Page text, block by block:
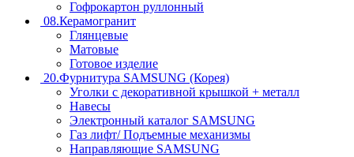
Гофрокартон руллонный
08.Керамогранит
Глянцевые
Матовые
Готовое изделие
20.Фурнитура SAMSUNG (Корея)
Уголки с декоративной крышкой + металл
Навесы
Электронный каталог SAMSUNG
Газ лифт/ Подъемные механизмы
Направляющие SAMSUNG